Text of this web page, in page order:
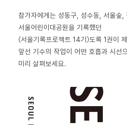
참가자에게는 성동구, 성수동, 서울숲,
서울어린이대공원을 기록했던
〈서울기록프로젝트 14기〉도록 1권이
앞선 기수의 작업이 어떤 호흡과 시선
미리 살펴보세요.